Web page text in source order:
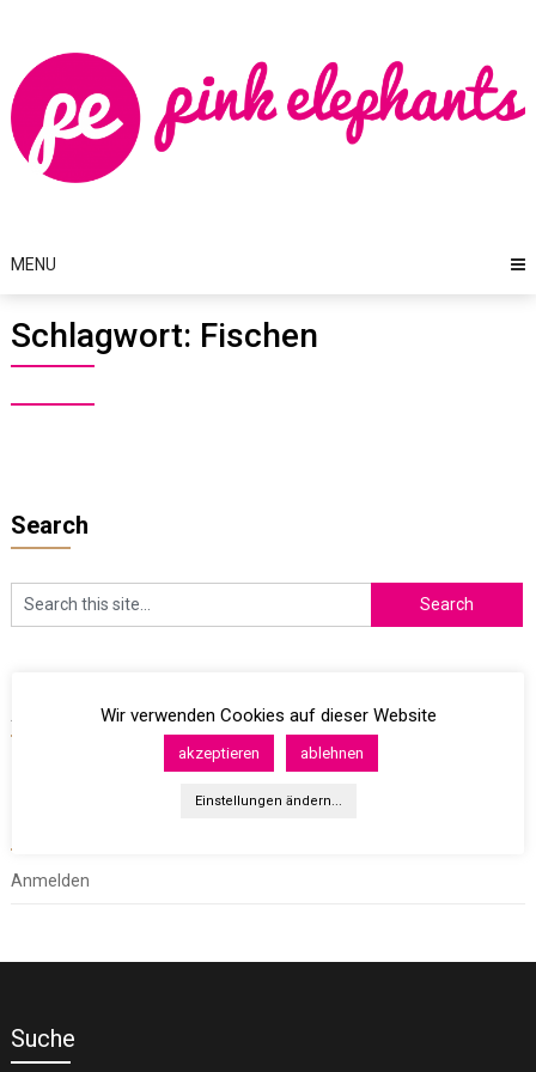
content
MENU
Schlagwort: Fischen
Search
Archives
Anmelden
Suche
Wir verwenden Cookies auf dieser Website
akzeptieren ablehnen
Einstellungen ändern...